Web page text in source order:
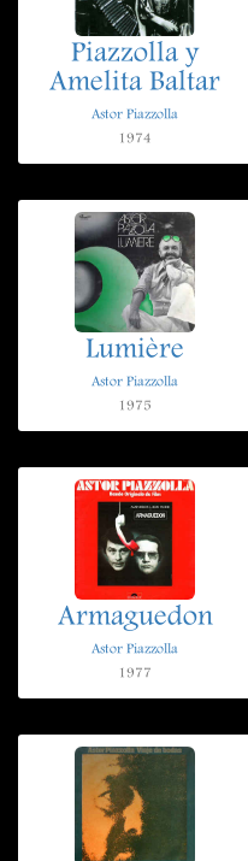
Piazzolla y
Amelita Baltar
Astor Piazzolla
1974
Lumière
Astor Piazzolla
1975
Armaguedon
Astor Piazzolla
1977